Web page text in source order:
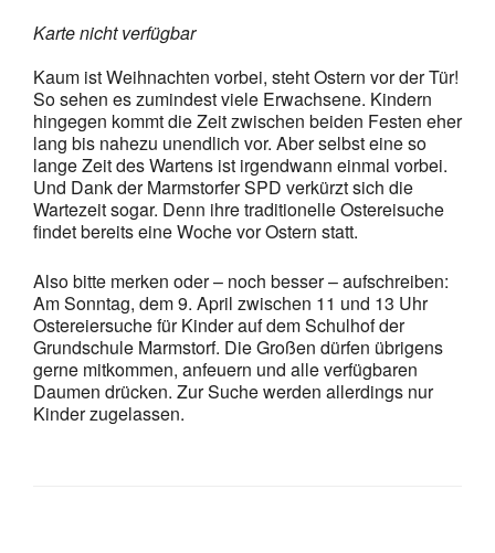
Karte nicht verfügbar
Kaum ist Weihnachten vorbei, steht Ostern vor der Tür!
So sehen es zumindest viele Erwachsene. Kindern
hingegen kommt die Zeit zwischen beiden Festen eher
lang bis nahezu unendlich vor. Aber selbst eine so
lange Zeit des Wartens ist irgendwann einmal vorbei.
Und Dank der Marmstorfer SPD verkürzt sich die
Wartezeit sogar. Denn ihre traditionelle Ostereisuche
findet bereits eine Woche vor Ostern statt.
Also bitte merken oder – noch besser – aufschreiben:
Am Sonntag, dem 9. April zwischen 11 und 13 Uhr
Ostereiersuche für Kinder auf dem Schulhof der
Grundschule Marmstorf. Die Großen dürfen übrigens
gerne mitkommen, anfeuern und alle verfügbaren
Daumen drücken. Zur Suche werden allerdings nur
Kinder zugelassen.